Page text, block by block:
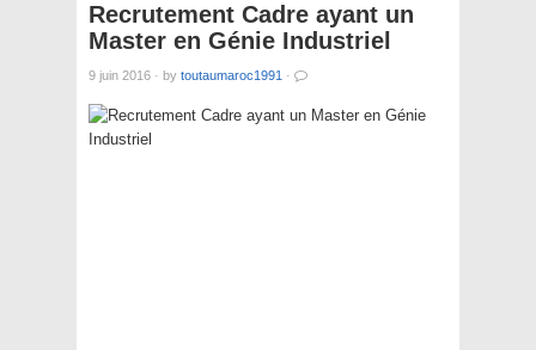
Recrutement Cadre ayant un
Master en Génie Industriel
9 juin 2016 · by toutaumaroc1991 ·